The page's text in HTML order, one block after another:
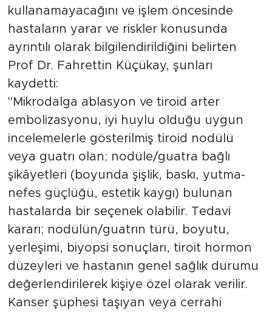
kullanamayacağını ve işlem öncesinde
hastaların yarar ve riskler konusunda
ayrıntılı olarak bilgilendirildiğini belirten
Prof Dr. Fahrettin Küçükay, şunları
kaydetti:
"Mikrodalga ablasyon ve tiroid arter
embolizasyonu, iyi huylu olduğu uygun
incelemelerle gösterilmiş tiroid nodülü
veya guatrı olan; nodüle/guatra bağlı
şikâyetleri (boyunda şişlik, baskı, yutma-
nefes güçlüğü, estetik kaygı) bulunan
hastalarda bir seçenek olabilir. Tedavi
kararı; nodülün/guatrın türü, boyutu,
yerleşimi, biyopsi sonuçları, tiroit hormon
düzeyleri ve hastanın genel sağlık durumu
değerlendirilerek kişiye özel olarak verilir.
Kanser şüphesi taşıyan veya cerrahi